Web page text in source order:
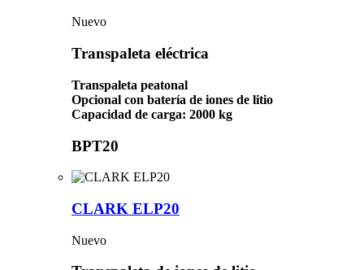
Nuevo
Transpaleta eléctrica
Transpaleta peatonal
Opcional con batería de iones de litio
Capacidad de carga: 2000 kg
BPT20
CLARK ELP20
Nuevo